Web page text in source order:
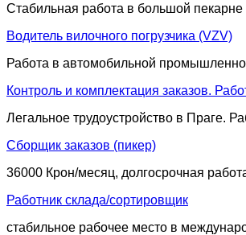
Стабильная работа в большой пекарне
Водитель вилочного погрузчика (VZV)
Работа в автомобильной
Контроль и комплектация заказов.
Легальное трудоустройство в Праге.
Сборщик заказов (пикер)
36000 Крон/месяц, долгосрочная
Работник склада/сортировщик
стабильное рабочее место в